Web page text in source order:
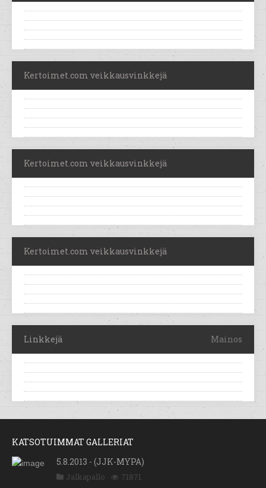
Kertoimet.com veikkausvinkkejä
Kertoimet.com veikkausvinkkejä
Kertoimet.com veikkausvinkkejä
Linkkejä Mainos
KATSOTUIMMAT GALLERIAT
5.8.2013 - (JJK-MYPA)
Jalkapallo 71871